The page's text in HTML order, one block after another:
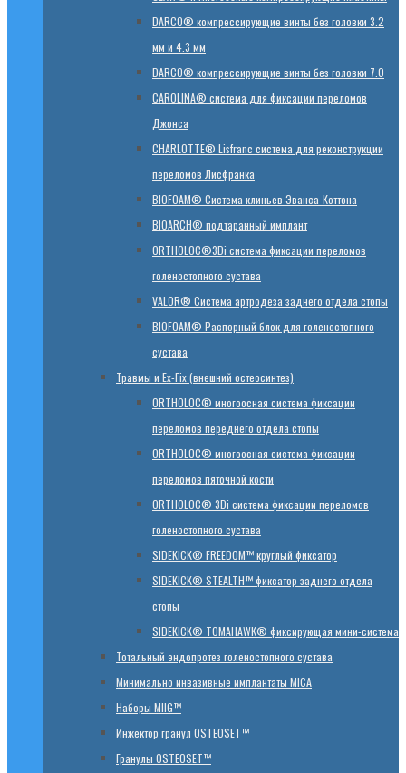
DARCO® компрессирующие винты без головки 3.2
мм и 4.3 мм
DARCO® компрессирующие винты без головки 7.0
CAROLINA® система для фиксации переломов
Джонса
CHARLOTTE® Lisfranc система для реконструкции
переломов Лисфранка
BIOFOAM® Система клиньев Эванса-Коттона
BIOARCH® подтаранный имплант
ORTHOLOC®3Di система фиксации переломов
голеностопного сустава
VALOR® Система артродеза заднего отдела стопы
BIOFOAM® Распорный блок для голеностопного
сустава
Травмы и Ex-Fix (внешний остеосинтез)
ORTHOLOC® многоосная система фиксации
переломов переднего отдела стопы
ORTHOLOC® многоосная система фиксации
переломов пяточной кости
ORTHOLOC® 3Di система фиксации переломов
голеностопного сустава
SIDEKICK® FREEDOM™ круглый фиксатор
SIDEKICK® STEALTH™ фиксатор заднего отдела
стопы
SIDEKICK® TOMAHAWK® фиксирующая мини-система
Тотальный эндопротез голеностопного сустава
Минимально инвазивные имплантаты MICA
Наборы MIIG™
Инжектор гранул OSTEOSET™
Гранулы OSTEOSET™